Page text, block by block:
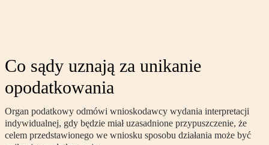
Co sądy uznają za unikanie
opodatkowania
Organ podatkowy odmówi wnioskodawcy wydania interpretacji
indywidualnej, gdy będzie miał uzasadnione przypuszczenie, że
celem przedstawionego we wniosku sposobu działania może być